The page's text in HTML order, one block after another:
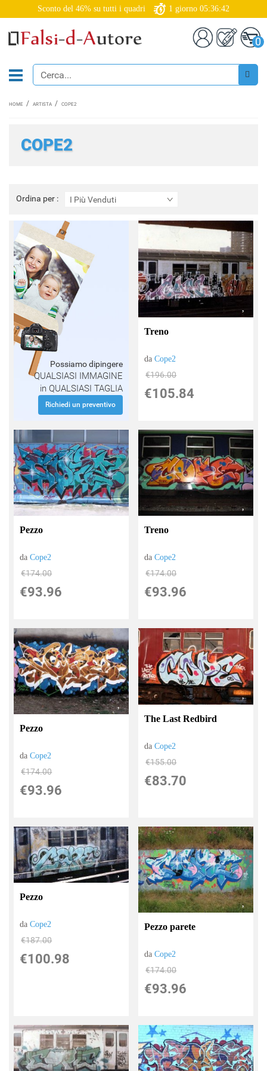
Sconto del 46% su tutti i quadri 1 giorno 05:36:42
0
HOME ARTISTA COPE2
COPE2
Ordina per : I Più Venduti
Ordina
per
Possiamo dipingere
QUALSIASI IMMAGINE
in QUALSIASI TAGLIA
Richiedi un preventivo
Treno
daCope2
€196.00
€105.84
Pezzo
daCope2
€174.00
€93.96
Treno
daCope2
€174.00
€93.96
Pezzo
daCope2
€174.00
€93.96
The Last Redbird
daCope2
€155.00
€83.70
Pezzo
daCope2
€187.00
€100.98
Pezzo parete
daCope2
€174.00
€93.96